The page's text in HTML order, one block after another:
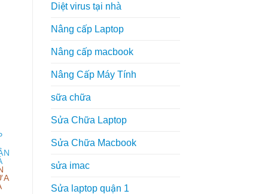
Diệt virus tại nhà
Nâng cấp Laptop
Nâng cấp macbook
Nâng Cấp Máy Tính
sữa chữa
Sửa Chữa Laptop
Sửa Chữa Macbook
sửa imac
Sửa laptop quận 1